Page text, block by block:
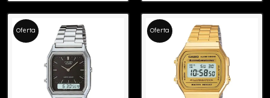
Oferta Oferta